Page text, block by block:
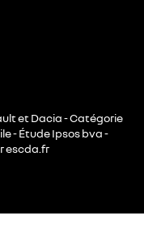
et Dacia - Catégorie
- Étude Ipsos bva -
escda.fr